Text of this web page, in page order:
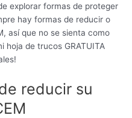
explorar formas de proteger
hay formas de reducir o
así que no se sienta como
hoja de trucos GRATUITA
reducir su